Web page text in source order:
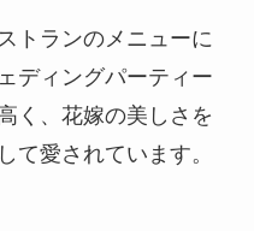
トランのメニューに
ディングパーティー
く、花嫁の美しさを
て愛されています。